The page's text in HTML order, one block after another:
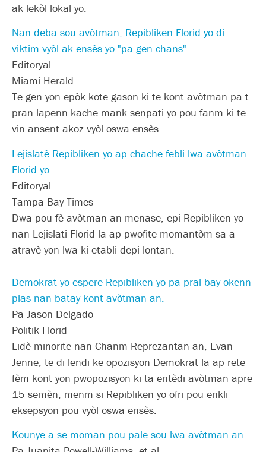
ak lekòl lokal yo.
Nan deba sou avòtman, Repibliken Florid yo di
viktim vyòl ak ensès yo "pa gen chans"
Editoryal
Miami Herald
Te gen yon epòk kote gason ki te kont avòtman pa t
pran lapenn kache mank senpati yo pou fanm ki te
vin ansent akoz vyòl oswa ensès.
Lejislatè Repibliken yo ap chache febli lwa avòtman
Florid yo.
Editoryal
Tampa Bay Times
Dwa pou fè avòtman an menase, epi Repibliken yo
nan Lejislati Florid la ap pwofite momantòm sa a
atravè yon lwa ki etabli depi lontan.
Demokrat yo espere Repibliken yo pa pral bay okenn
plas nan batay kont avòtman an.
Pa Jason Delgado
Politik Florid
Lidè minorite nan Chanm Reprezantan an, Evan
Jenne, te di lendi ke opozisyon Demokrat la ap rete
fèm kont yon pwopozisyon ki ta entèdi avòtman apre
15 semèn, menm si Repibliken yo ofri pou enkli
eksepsyon pou vyòl oswa ensès.
Kounye a se moman pou pale sou lwa avòtman an.